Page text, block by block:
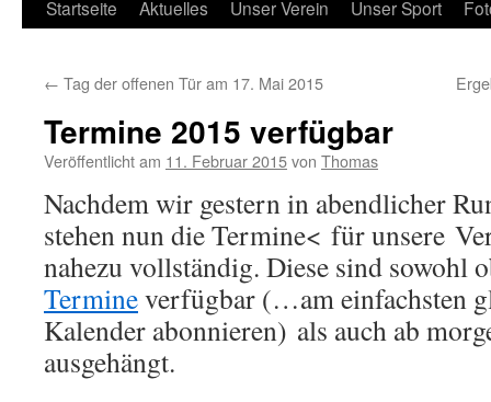
Startseite Aktuelles Unser Verein Unser Sport
← Tag der offenen Tür am 17. Mai 2015
Termine 2015 verfügbar
Veröffentlicht am 11. Februar 2015von Thomas
Nachdem wir gestern in abendlicher
stehen nun die Termine< für unsere
nahezu vollständig. Diese sind sowohl
Termineverfügbar (…am einfachsten
Kalender abonnieren) als auch ab
ausgehängt.